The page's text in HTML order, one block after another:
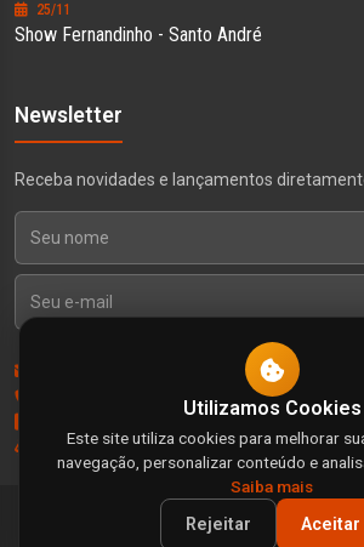
25/11
Show Fernandinho - Santo André
Newsletter
Receba novidades e lançamentos
Política de Privacidade
Direitos e Responsabilidade
© 2026 Gospel Music Brasil. Todos os
Utilizamos Cookies
Este site utiliza cookies para melhorar
navegação, personalizar conteúdo e
Saiba mais
Rejeitar Aceitar